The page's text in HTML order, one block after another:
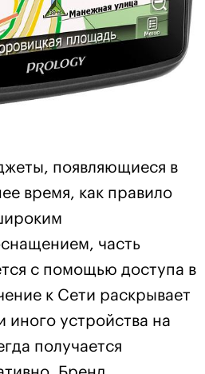
появляющиеся в
время, как правило
часть
с помощью доступа в
к Сети раскрывает
иного устройства на
получается